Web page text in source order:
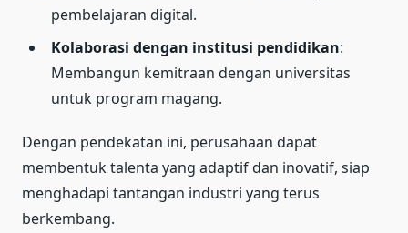
pembelajaran digital.
Kolaborasi dengan institusi pendidikan:
Membangun kemitraan dengan universitas
untuk program magang.
Dengan pendekatan ini, perusahaan dapat
membentuk talenta yang adaptif dan inovatif, siap
menghadapi tantangan industri yang terus
berkembang.